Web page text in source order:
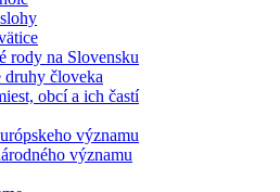
rody na Slovensku
človeka
obcí a ich častí
významu
významu